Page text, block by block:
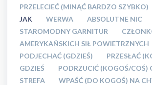
PRZELECIEĆ (MINĄĆ BARDZO SZYBKO)
JAK
WERWA
ABSOLUTNE NIC
STAROMODNY GARNITUR
AMERYKAŃSKICH SIŁ POWIETRZNYCH
PODJECHAĆ (GDZIEŚ)
PRZESŁAĆ
GDZIEŚ
PODRZUCIĆ (KOGOŚ/COŚ)
STREFA
WPAŚĆ (DO KOGOŚ) NA